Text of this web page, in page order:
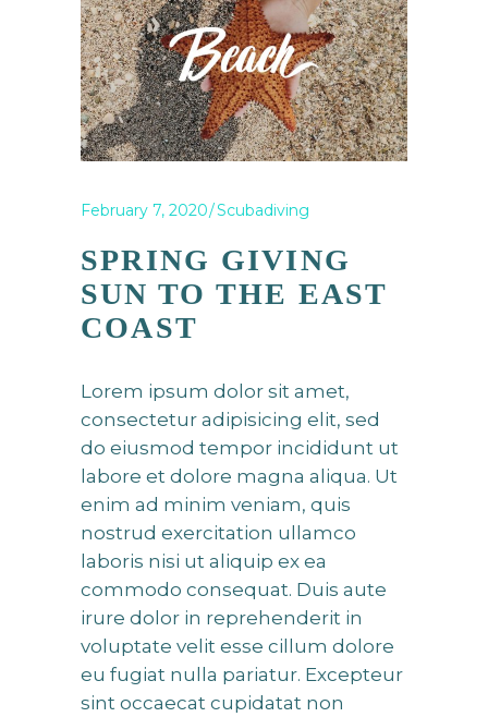
February 7, 2020 Scubadiving
SPRING GIVING
SUN TO THE EAST
COAST
Lorem ipsum dolor sit amet,
consectetur adipisicing elit, sed
do eiusmod tempor incididunt ut
labore et dolore magna aliqua. Ut
enim ad minim veniam, quis
nostrud exercitation ullamco
laboris nisi ut aliquip ex ea
commodo consequat. Duis aute
irure dolor in reprehenderit in
voluptate velit esse cillum dolore
eu fugiat nulla pariatur. Excepteur
sint occaecat cupidatat non